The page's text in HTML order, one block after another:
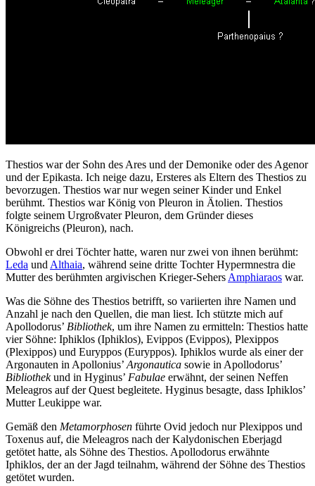
Thestios war der Sohn des Ares und der Demonike oder des Agenor
und der Epikasta. Ich neige dazu, Ersteres als Eltern des Thestios zu
bevorzugen. Thestios war nur wegen seiner Kinder und Enkel
berühmt. Thestios war König von Pleuron in Ätolien. Thestios
folgte seinem Urgroßvater Pleuron, dem Gründer dieses
Königreichs (Pleuron), nach.
Obwohl er drei Töchter hatte, waren nur zwei von ihnen berühmt:
Leda undAlthaia, während seine dritte Tochter Hypermnestra die
Mutter des berühmten argivischen Krieger-SehersAmphiaraos war.
Was die Söhne des Thestios betrifft, so variierten ihre Namen und
Anzahl je nach den Quellen, die man liest. Ich stützte mich auf
Apollodorus’ Bibliothek, um ihre Namen zu ermitteln: Thestios hatte
vier Söhne: Iphiklos (Iphiklos), Evippos (Evippos), Plexippos
(Plexippos) und Euryppos (Euryppos). Iphiklos wurde als einer der
Argonauten in Apollonius’Argonautica sowie in Apollodorus’
Bibliothekund in Hyginus’ Fabulae erwähnt, der seinen Neffen
Meleagros auf der Quest begleitete. Hyginus besagte, dass Iphiklos’
Mutter Leukippe war.
Gemäß den Metamorphosen führte Ovid jedoch nur Plexippos und
Toxenus auf, die Meleagros nach der Kalydonischen Eberjagd
getötet hatte, als Söhne des Thestios. Apollodorus erwähnte
Iphiklos, der an der Jagd teilnahm, während der Söhne des Thestios
getötet wurden.